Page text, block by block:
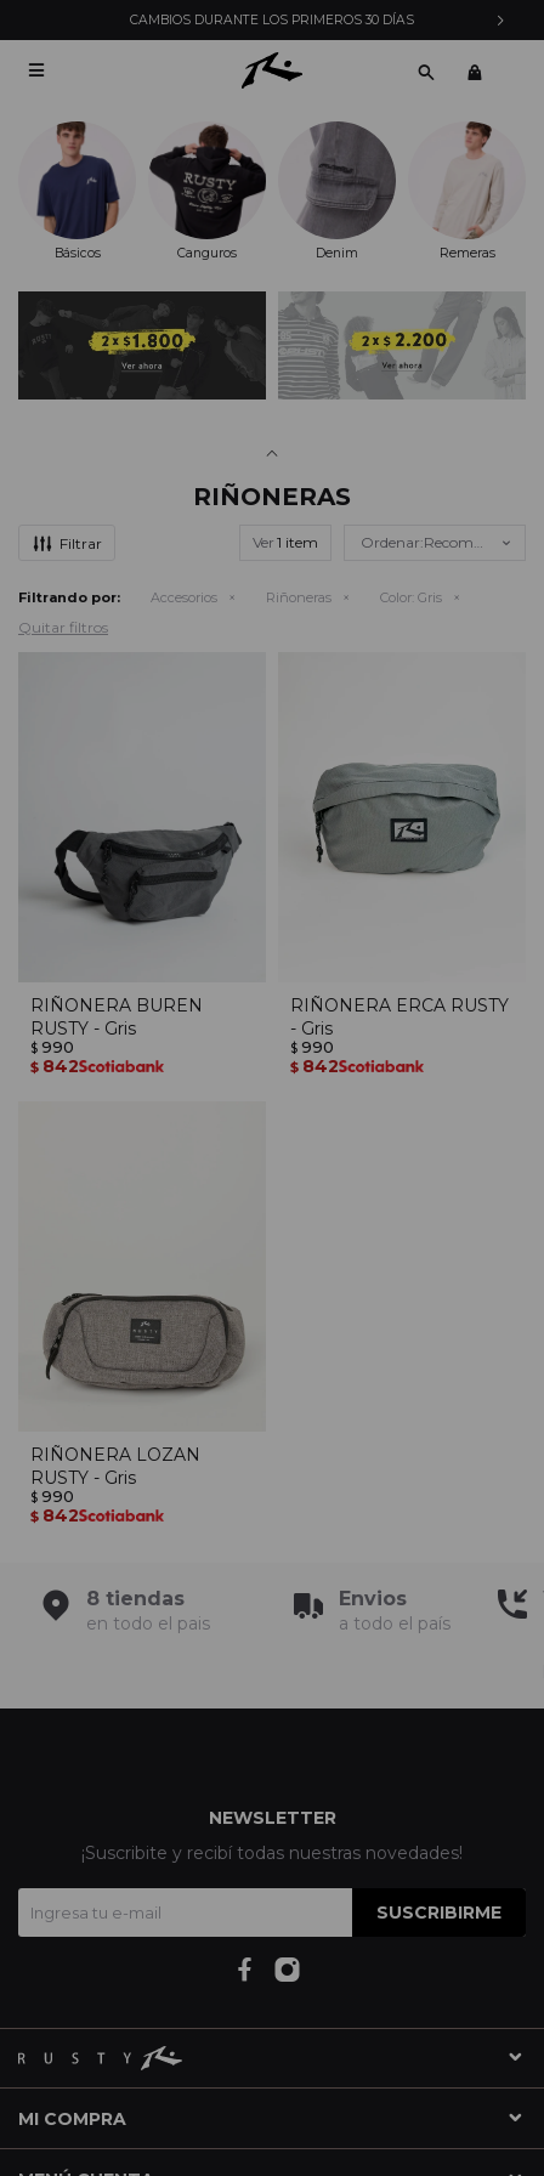
CAMBIOS DURANTE LOS PRIMEROS 30 DÍAS

Básicos Canguros Denim Remeras
RIÑONERAS
Ver Recomendados
Filtrando por: Accesorios Riñoneras Color: Gris
Quitar filtros
RIÑONERA BUREN
RUSTY - Gris
$ 990
$ 842
RIÑONERA ERCA RUSTY
- Gris
$ 990
$ 842
RIÑONERA LOZAN
RUSTY - Gris
$ 990
$ 842
8 tiendas
en todo el pais
Envios
a todo el país
MI COMPRA
NEWSLETTER
¡Suscribite y recibí todas nuestras novedades!
SUSCRIBIRME